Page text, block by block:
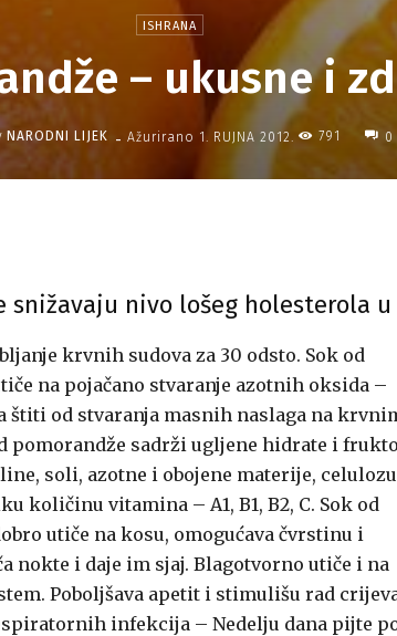
ISHRANA
– ukusne i
NARODNI LIJEK - Ažurirano 1. RUJNA 2012. 791 0
snižavaju nivo lošeg holesterola
krvnih sudova za 30 odsto. Sok od
na pojačano stvaranje azotnih oksida –
štiti od stvaranja masnih naslaga na
pomorandže sadrži ugljene hidrate i
soli, azotne i obojene materije,
količinu vitamina – A1, B1, B2, C. Sok od
utiče na kosu, omogućava čvrstinu i
nokte i daje im sjaj. Blagotvorno utiče i na
Poboljšava apetit i stimulišu rad
infekcija – Nedelju dana pijte